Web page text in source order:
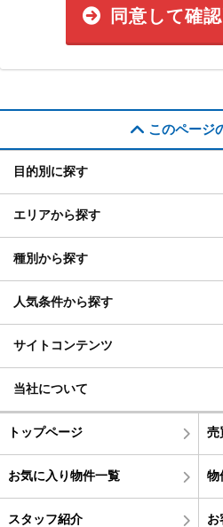
同意して確
このページ
目的別に探す
エリアから探す
種別から探す
人気条件から探す
サイトコンテンツ
当社について
トップページ 売
お気に入り物件一覧 物
スタッフ紹介 お